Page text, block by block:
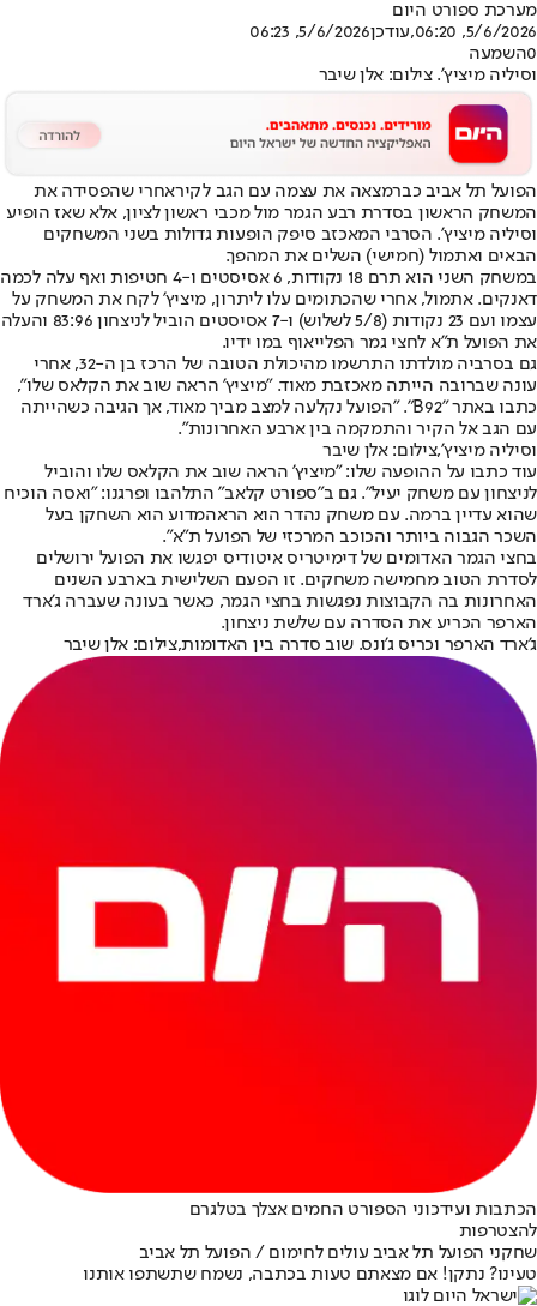
מערכת ספורט היום
5/6/2026, 06:20
,עודכן5/6/2026, 06:23
0השמעה
וסיליה מיציץ'. צילום: אלן שיבר
הפועל תל אביב כברמצאה את עצמה עם הגב לקיראחרי שהפסידה את
המשחק הראשון בסדרת רבע הגמר מול מכבי ראשון לציון, אלא שאז הופיע
וסיליה מיציץ'. הסרבי המאכזב סיפק הופעות גדולות בשני המשחקים
הבאים ואתמול (חמישי) השלים את המהפך.
במשחק השני הוא תרם 18 נקודות, 6 אסיסטים ו-4 חטיפות ואף עלה לכמה
דאנקים. אתמול, אחרי שהכתומים עלו ליתרון, מיציץ' לקח את המשחק על
עצמו ועם 23 נקודות (5/8 לשלוש) ו-7 אסיסטים הוביל לניצחון 83:96 והעלה
את הפועל ת"א לחצי גמר הפלייאוף במו ידיו.
גם בסרביה מולדתו התרשמו מהיכולת הטובה של הרכז בן ה-32, אחרי
עונה שברובה הייתה מאכזבת מאוד. "מיציץ' הראה שוב את הקלאס שלו",
כתבו באתר "B92". "הפועל נקלעה למצב מביך מאוד, אך הגיבה כשהייתה
עם הגב אל הקיר והתמקמה בין ארבע האחרונות".
וסיליה מיציץ',צילום: אלן שיבר
עוד כתבו על ההופעה שלו: "מיציץ' הראה שוב את הקלאס שלו והוביל
לניצחון עם משחק יעיל". גם ב"ספורט קלאב" התלהבו ופרגנו: "ואסה הוכיח
שהוא עדיין ברמה. עם משחק נהדר הוא הראהמדוע הוא השחקן בעל
השכר הגבוה ביותר והכוכב המרכזי של הפועל ת"א".
בחצי הגמר האדומים של דימיטריס איטודיס יפגשו את הפועל ירושלים
לסדרת הטוב מחמישה משחקים. זו הפעם השלישית בארבע השנים
האחרונות בה הקבוצות נפגשות בחצי הגמר, כאשר בעונה שעברה ג'ארד
הארפר הכריע את הסדרה עם שלשת ניצחון.
ג'ארד הארפר וכריס ג'ונס. שוב סדרה בין האדומות,צילום: אלן שיבר
הכתבות ועידכוני הספורט החמים אצלך בטלגרם
להצטרפות
שחקני הפועל תל אביב עולים לחימום / הפועל תל אביב
טעינו? נתקן! אם מצאתם טעות בכתבה, נשמח שתשתפו אותנו